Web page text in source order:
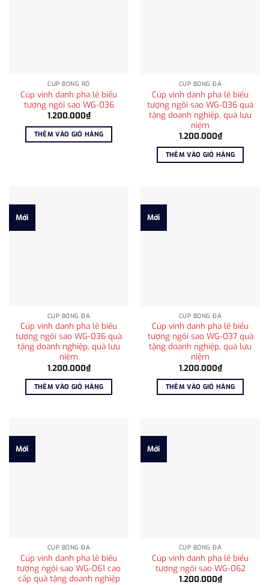
CÚP BÓNG RỔ
Cúp vinh danh pha lê biểu
tượng ngôi sao WG-036
1.200.000₫
THÊM VÀO GIỎ HÀNG
CÚP BÓNG ĐÁ
Cúp vinh danh pha lê biểu
tượng ngôi sao WG-036 quà
tặng doanh nghiệp, quà lưu
niệm
1.200.000₫
THÊM VÀO GIỎ HÀNG
Mới
CÚP BÓNG ĐÁ
Cúp vinh danh pha lê biểu
tượng ngôi sao WG-036 quà
tặng doanh nghiệp, quà lưu
niệm
1.200.000₫
THÊM VÀO GIỎ HÀNG
Mới
CÚP BÓNG ĐÁ
Cúp vinh danh pha lê biểu
tượng ngôi sao WG-037 quà
tặng doanh nghiệp, quà lưu
niệm
1.200.000₫
THÊM VÀO GIỎ HÀNG
Mới
CÚP BÓNG ĐÁ
Cúp vinh danh pha lê biểu
tượng ngôi sao WG-061 cao
cấp quà tặng doanh nghiệp
Mới
CÚP BÓNG ĐÁ
Cúp vinh danh pha lê biểu
tượng ngôi sao WG-062
1.200.000₫